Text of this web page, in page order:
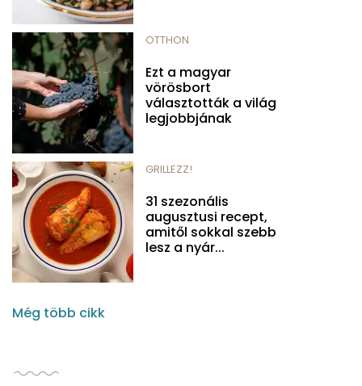
OTTHON
Ezt a magyar
vörösbort
választották a világ
legjobbjának
GRILLEZZ!
31 szezonális
augusztusi recept,
amitől sokkal szebb
lesz a nyár...
Még több cikk